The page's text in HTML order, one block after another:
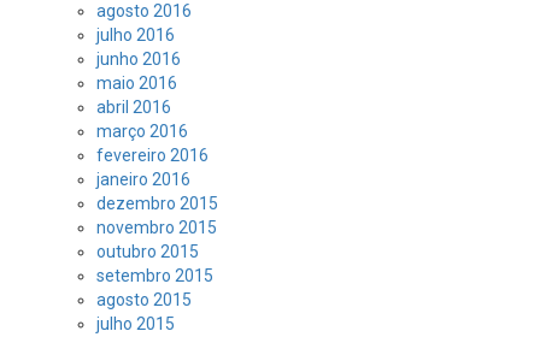
agosto 2016
julho 2016
junho 2016
maio 2016
abril 2016
março 2016
fevereiro 2016
janeiro 2016
dezembro 2015
novembro 2015
outubro 2015
setembro 2015
agosto 2015
julho 2015